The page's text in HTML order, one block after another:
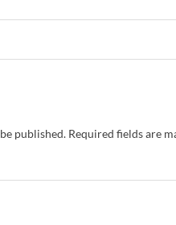
published. Required fields are